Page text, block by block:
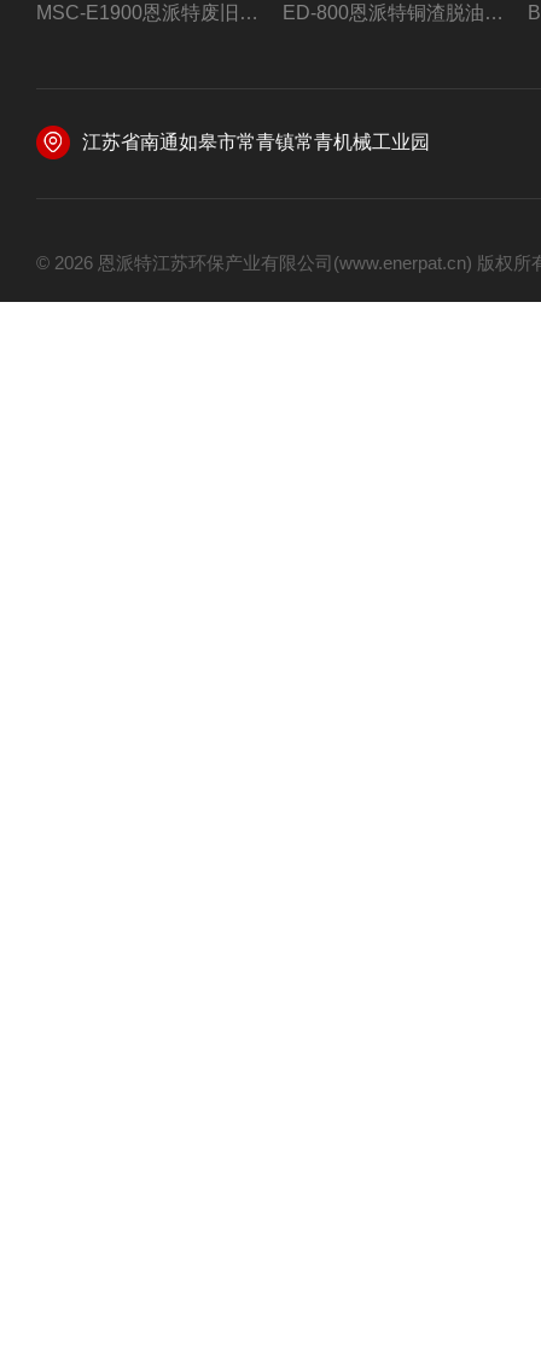
MSC-E1900恩派特废旧锂电池极片破碎处理设备 ED-800恩派特铜渣脱油机废铜屑铝屑甩油机
江苏省南通如皋市常青镇常青机械工业园
© 2026 恩派特江苏环保产业有限公司(www.enerpat.cn) 版权